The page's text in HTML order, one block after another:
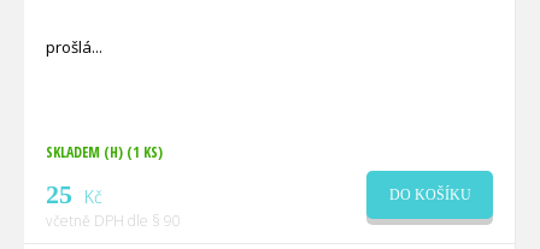
prošlá
SKLADEM (H) (1 KS)
25 Kč
včetně DPH dle § 90
DO KOŠÍKU